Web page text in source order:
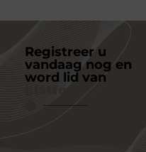
Registreer u
vandaag nog en
word lid van